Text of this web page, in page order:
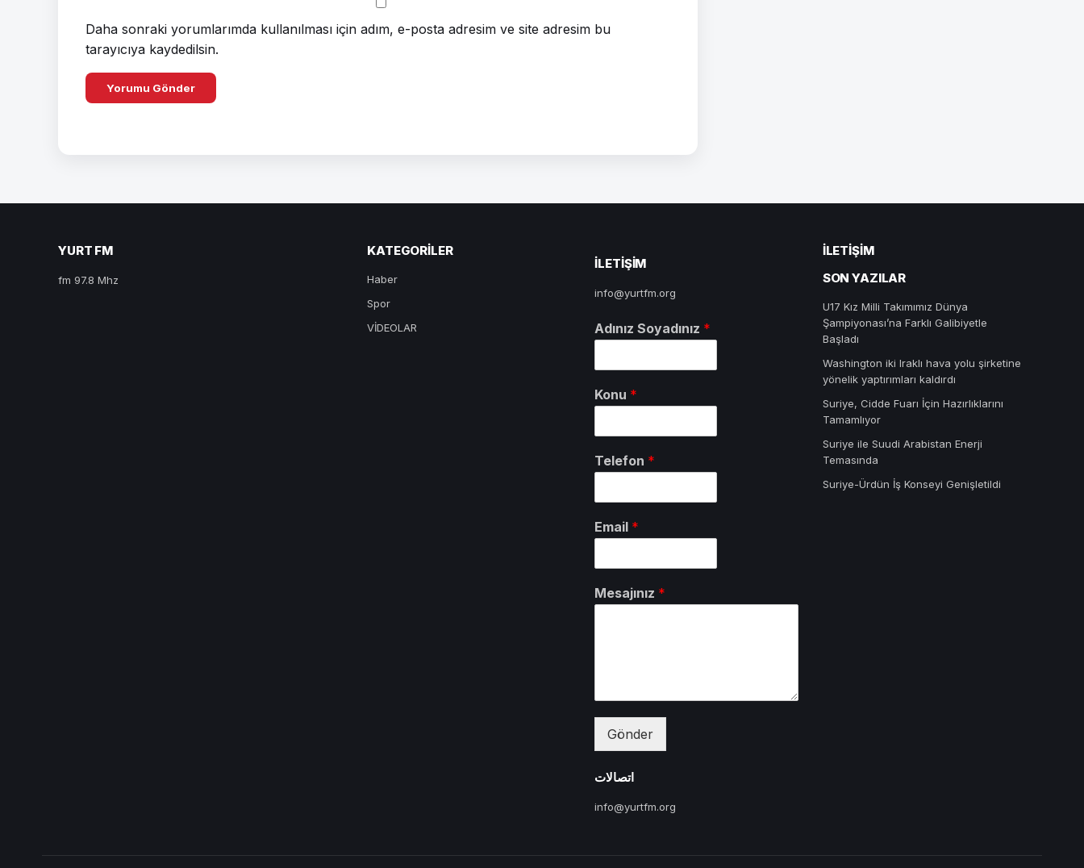
Daha sonraki yorumlarımda kullanılması için adım, e-posta adresim ve site adresim bu
tarayıcıya kaydedilsin.
YURT FM
fm 97.8 Mhz
KATEGORILER
Haber
Spor
VİDEOLAR
ILETIŞIM
info@yurtfm.org
Adınız Soyadınız *
Konu *
Telefon *
Email *
Mesajınız *
Gönder
اتصالات
info@yurtfm.org
İLETIŞIM
SON YAZILAR
U17 Kız Milli Takımımız Dünya
Şampiyonası’na Farklı Galibiyetle
Başladı
Washington iki Iraklı hava yolu şirketine
yönelik yaptırımları kaldırdı
Suriye, Cidde Fuarı İçin Hazırlıklarını
Tamamlıyor
Suriye ile Suudi Arabistan Enerji
Temasında
Suriye-Ürdün İş Konseyi Genişletildi